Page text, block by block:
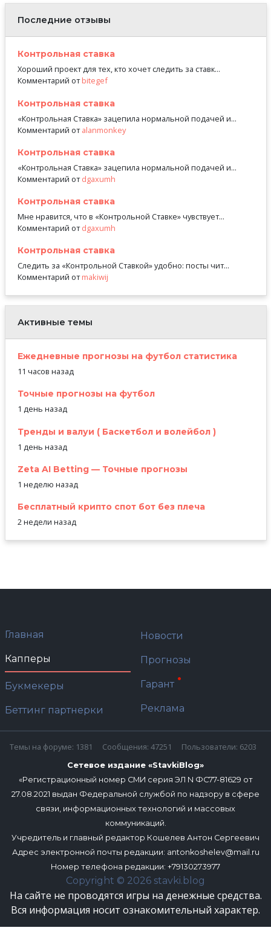
Последние отзывы
Контрольная ставка
Хороший проект для тех, кто хочет следить за ставк...
Комментарий отbitegef
Контрольная ставка
«Контрольная Ставка» зацепила нормальной подачей и...
Комментарий отalanmonkey
Контрольная ставка
«Контрольная Ставка» зацепила нормальной подачей и...
Комментарий отdgaxumh
Контрольная ставка
Мне нравится, что в «Контрольной Ставке» чувствует...
Комментарий отdgaxumh
Контрольная ставка
Следить за «Контрольной Ставкой» удобно: посты чит...
Комментарий отmakiwij
Активные темы
Ежедневные прогнозы на футбол статистика
11 часов назад
Точные прогнозы на футбол
1 день назад
Тренды и валуи ( Баскетбол и волейбол )
1 день назад
Zeta AI Betting — Точные прогнозы
1 неделю назад
Бесплатный крипто спот бот без плеча
2 недели назад
Главная
Капперы
Букмекеры
Беттинг партнерки
Новости
Прогнозы
Гарант
Реклама
Сетевое издание «StavkiBlog»
«Регистрационный номер СМИ серия ЭЛ N ФС77-81629 от
27.08.2021 выдан Федеральной службой по надзору в сфере
связи, информационных технологий и массовых
коммуникаций.
Учредитель и главный редактор Кошелев Антон Сергеевич
Адрес электронной почты редакции: antonkoshelev@mail.ru
Номер телефона редакции: +79130273977
Copyright © 2026 stavki.blog
Темы на форуме: 1381 Сообщения: 47251 Пользователи: 6203
На сайте не проводятся игры на денежные средства.
Вся информация носит ознакомительный характер.